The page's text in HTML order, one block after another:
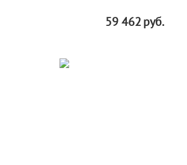
59 462руб.